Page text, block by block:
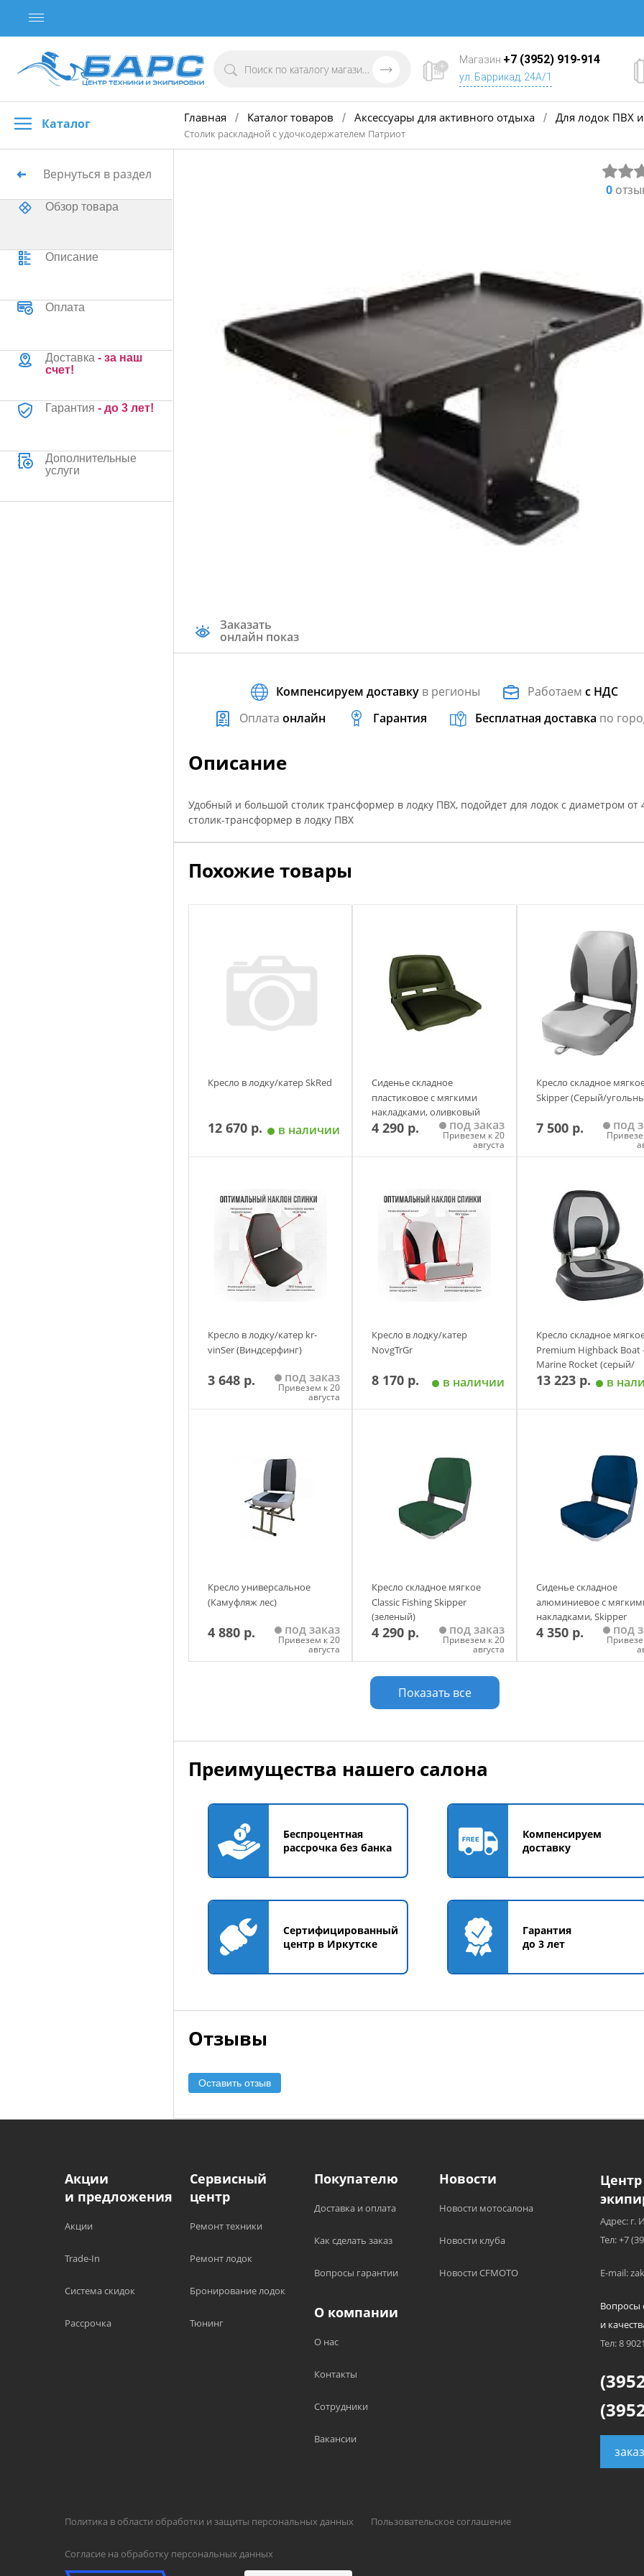
Магазин +7 (3952) 919-914
ул. Баррикад, 24А/1
Каталог Главная / Каталог товаров / Аксессуары для активного отдыха / Для лодок ПВХ и
Столик раскладной с удочкодержателем Патриот
Вернуться в раздел
Обзор товара
Описание
Оплата
Доставка - за наш
счет!
Гарантия - до 3 лет!
Дополнительные
услуги
0
Заказать
онлайн показ
Компенсируем доставку в регионы Работаемс НДС
Оплата онлайн Гарантия Бесплатная доставка по
Описание
Удобный и большой столик трансформер в лодку ПВХ, подойдет для лодок с диаметром от
столик-трансформер в лодку ПВХ
Похожие товары
Кресло в лодку/катер SkRed
12 670 р. в наличии
Сиденье складное
пластиковое с мягкими
накладками, оливковый
Skipper
4 290 р. под заказ
Привезем к 20
августа
Кресло складное
Skipper (Серый/
7 500 р. под
Кресло в лодку/катер kr-
vinSer (Виндсерфинг)
3 648 р. под заказ
Привезем к 20
августа
Кресло в лодку/катер
NovgTrGr
8 170 р. в наличии
Кресло складное
Premium Highback Boat
Marine Rocket (серый/
угольный)
13 223 р. в
Кресло универсальное
(Камуфляж лес)
4 880 р. под заказ
Привезем к 20
августа
Кресло складное мягкое
Classic Fishing Skipper
(зеленый)
4 290 р. под заказ
Привезем к 20
августа
Добавить в корзину
Сиденье складное
алюминиевое с
накладками, Skipper
(синий)
4 350 р. под
Показать все
Преимущества нашего салона
Беспроцентная
рассрочка без банка
Компенсируем
доставку
Сертифицированный
центр в Иркутске
Гарантия
до 3 лет
Отзывы
Оставить отзыв
Акции
и предложения
Акции
Trade-In
Система скидок
Рассрочка
Сервисный
центр
Ремонт техники
Ремонт лодок
Бронирование лодок
Тюнинг
Покупателю
Доставка и оплата
Как сделать заказ
Вопросы гарантии
Новости
Новости мотосалона
Новости клуба
Новости CFMOTO
О компании
О нас
Контакты
Сотрудники
Вакансии
Политика в области обработки и защиты персональных данных Пользовательское соглашение
Согласие на обработку персональных данных
Адрес: г.
Тел: +7
E-mail:
Вопросы
и
Тел: 8